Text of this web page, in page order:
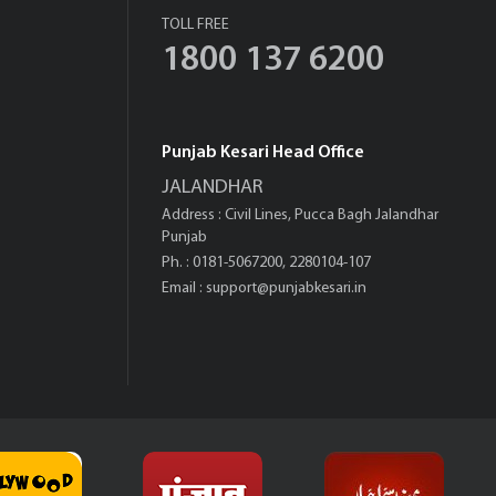
TOLL FREE
1800 137 6200
Punjab Kesari Head Office
JALANDHAR
Address : Civil Lines, Pucca Bagh Jalandhar
Punjab
Ph. : 0181-5067200, 2280104-107
Email : support@punjabkesari.in